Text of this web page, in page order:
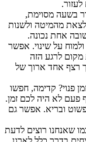
בשעה מסוימת,
מהמיטה ולשנות
אחת נכונה.
על שינוי. אפשר
מקום לרגע הזה
רצף אחד ארוך של
פנוי? קדימה, חפשו
פעם לא היה לכם זמן.
ובריא. אפשר גם
שאנחנו רוצים לדעת